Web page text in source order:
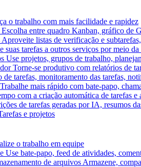
o trabalho com mais facilidade e rapidez
Escolha entre quadro Kanban, gráfico de
Aproveite listas de verificação e
suas tarefas a outros serviços por meio
Use projetos, grupos de trabalho,
Torne-se produtivo com relatórios de
de tarefas, monitoramento das tarefas,
Trabalhe mais rápido com bate-papo,
com a criação automática de tarefas
de tarefas geradas por IA, resumos
e projetos
o trabalho em equipe
Use bate-papo, feed de atividades,
de arquivos Armazene,